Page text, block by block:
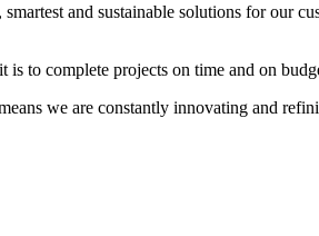
and sustainable solutions for our
to complete projects on time and on
we are constantly innovating and